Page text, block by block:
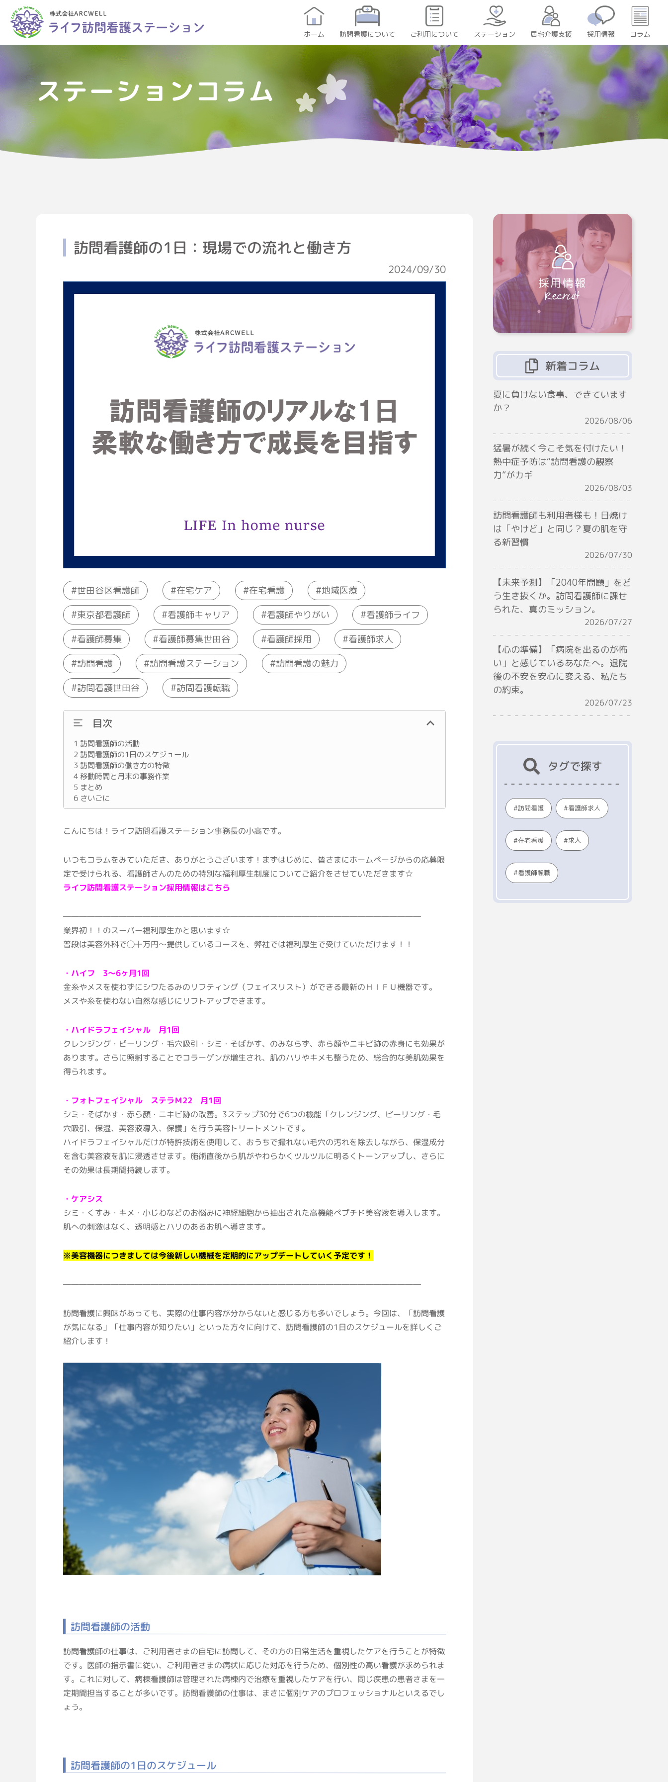
ホーム 訪問看護について ご利用について ステーション 居宅介護支援 採用情報 コラム
ステーションコラム
訪問看護師の1日：現場での流れと働き方
2024/09/30
世田谷区看護師 在宅ケア 在宅看護 地域医療
東京都看護師 看護師キャリア 看護師やりがい 看護師ライフ
看護師募集 看護師募集世田谷 看護師採用 看護師求人
訪問看護 訪問看護ステーション
訪問看護の魅力
訪問看護世田谷
訪問看護転職
目次
1 訪問看護師の活動
2 訪問看護師の1日のスケジュール
3 訪問看護師の働き方の特徴
4移動時間と月末の事務作業
5 まとめ
6さいごに
こんにちは！ライフ訪問看護ステーション事務長の小高です。
いつもコラムをみていただき、ありがとうございます！まずはじめに、皆さまにホームページからの応募限
定で受けられる、看護師さんのための特別な福利厚生制度についてご紹介をさせていただきます☆
ライフ訪問看護ステーション採用情報はこちら
―――――――――――――――――――――――――――――――――――――――――――――
業界初！！のスーパー福利厚生かと思います☆
普段は美容外科で◯十万円〜提供しているコースを、弊社では福利厚生で受けていただけます！！
・ハイフ 3～6ヶ月1回
金糸やメスを使わずにシワたるみのリフティング（フェイスリスト）ができる最新のＨＩＦＵ機器です。
メスや糸を使わない自然な感じにリフトアップできます。
・ハイドラフェイシャル 月1回
クレンジング・ピーリング・毛穴吸引・シミ・そばかす、のみならず、赤ら顔やニキビ跡の赤身にも効果が
あります。さらに照射することでコラーゲンが増生され、肌のハリやキメも整うため、総合的な美肌効果を
得られます。
・フォトフェイシャル ステラＭ22 月1回
シミ・そばかす・赤ら顔・ニキビ跡の改善。3ステップ30分で6つの機能「クレンジング、ピーリング・毛
穴吸引、保湿、美容液導入、保護」を行う美容トリートメントです。
ハイドラフェイシャルだけが特許技術を使用して、おうちで撮れない毛穴の汚れを除去しながら、保湿成分
を含む美容液を肌に浸透させます。施術直後から肌がやわらかくツルツルに明るくトーンアップし、さらに
その効果は長期間持続します。
・ケアシス
シミ・くすみ・キメ・小じわなどのお悩みに神経細胞から抽出された高機能ペプチド美容液を導入します。
肌への刺激はなく、透明感とハリのあるお肌へ導きます。
※美容機器につきましては今後新しい機械を定期的にアップデートしていく予定です！
―――――――――――――――――――――――――――――――――――――――――――――
訪問看護に興味があっても、実際の仕事内容が分からないと感じる方も多いでしょう。今回は、「訪問看護
が気になる」「仕事内容が知りたい」といった方々に向けて、訪問看護師の1日のスケジュールを詳しくご
紹介します！
訪問看護師の活動
訪問看護師の仕事は、ご利用者さまの自宅に訪問して、その方の日常生活を重視したケアを行うことが特徴
です。医師の指示書に従い、ご利用者さまの病状に応じた対応を行うため、個別性の高い看護が求められま
す。これに対して、病棟看護師は管理された病棟内で治療を重視したケアを行い、同じ疾患の患者さまを一
定期間担当することが多いです。訪問看護師の仕事は、まさに個別ケアのプロフェッショナルといえるでし
ょう。
訪問看護師の1日のスケジュール
採用情報
新着コラム
夏に負けない食事、できています
か？
2026/08/06
猛暑が続く今こそ気を付けたい！
熱中症予防は“訪問看護の観察
力”がカギ
2026/08/03
訪問看護師も利用者様も！日焼け
は「やけど」と同じ？夏の肌を守
る新習慣
2026/07/30
【未来予測】「2040年問題」をど
う生き抜くか。訪問看護師に課せ
られた、真のミッション。
2026/07/27
【心の準備】「病院を出るのが怖
い」と感じているあなたへ。退院
後の不安を安心に変える、私たち
の約束。
2026/07/23
タグで探す
訪問看護 看護師求人
在宅看護 求人
看護師転職